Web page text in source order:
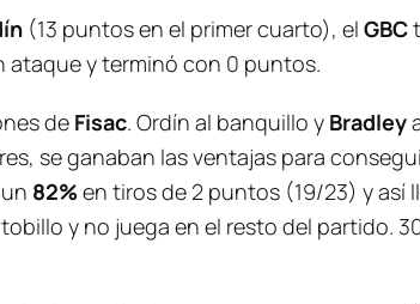
(13 puntos en el primer cuarto), el GBC
ataque y terminó con 0 puntos.
de Fisac. Ordín al banquillo y Bradley
se ganaban las ventajas para
82% en tiros de 2 puntos (19/23) y así
y no juega en el resto del partido.